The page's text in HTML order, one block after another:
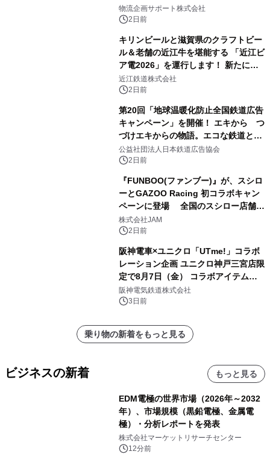
にて8月1日(土)より
物流企画サポート株式会社
2日前
キリンビールと滋賀県のクラフトビー
ル＆老舗の近江牛を堪能する 「近江ビ
ア電2026」を運行します！ 新たに
「長濱浪漫ビール」が参加！キリン一
番搾り飲み放題が復活！
近江鉄道株式会社
2日前
第20回「地球温暖化防止全国鉄道広告
キャンペーン」を開催！ エキから つ
づけエキからの物語。エコな鉄道とと
もに。
公益社団法人日本鉄道広告協会
2日前
『FUNBOO(ファンブー)』が、スシロ
ーとGAZOO Racing 初コラボキャン
ペーンに登場 全国のスシロー店舗で
GR 4車種の FUNBOO(ミニカー)付き
メニューが展開されます
株式会社JAM
2日前
阪神電車×ユニクロ「UTme!」コラボ
レーション企画 ユニクロ神戸三宮店限
定で8月7日（金） コラボアイテムが
発売決定！
阪神電気鉄道株式会社
3日前
乗り物の新着をもっと見る
ビジネスの新着 もっと見る
EDM電極の世界市場（2026年～2032
年）、市場規模（黒鉛電極、金属電
極）・分析レポートを発表
株式会社マーケットリサーチセンター
12分前